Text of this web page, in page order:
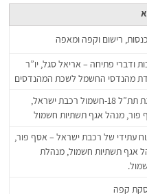
רישום וקפה ומאפה
ודברי פתיחה – אריאל סגל, יו”ר
מהנדסי החשמל לשכת המהנדסים
הצגת תת”ל 18-חשמול רכבת ישראל,
פור, מנהל אגף תשתיות חשמול
עתידי של רכבת ישראל – אסף פור,
אגף תשתיות חשמול, מנהלת
קפה